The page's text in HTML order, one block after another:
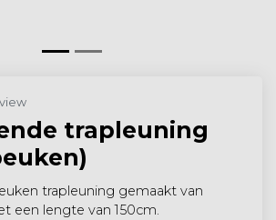
trapleuning
trapleuning gemaakt van
een lengte van 150cm.